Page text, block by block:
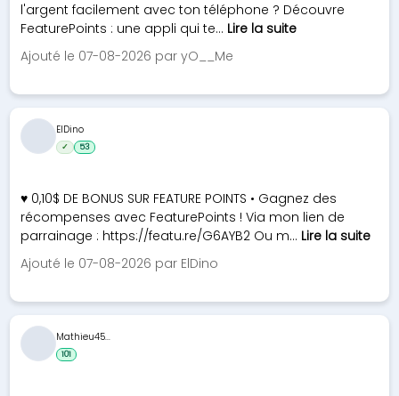
l'argent facilement avec ton téléphone ? Découvre
FeaturePoints : une appli qui te... Lire la suite
Ajouté le 07-08-2026 par yO__Me
♥ 0,10$ DE BONUS SUR FEATURE POINTS • Gagnez des
récompenses avec FeaturePoints ! Via mon lien de
parrainage : https://featu.re/G6AYB2 Ou m... Lire la suite
Ajouté le 07-08-2026 par ElDino
ElDino
✓ 53
Mathieu45...
101